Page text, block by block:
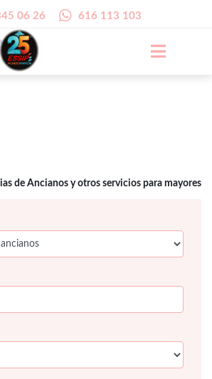
06 26 616 113 103
de Ancianos y otros servicios para mayores